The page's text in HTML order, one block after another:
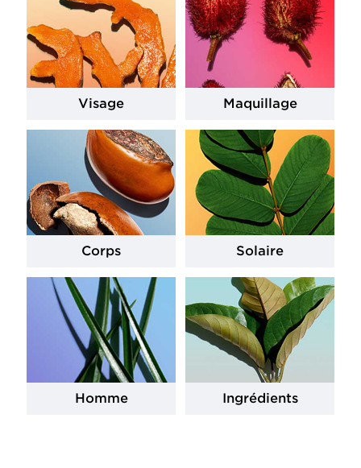
Visage Maquillage
Corps Solaire
Homme Ingrédients